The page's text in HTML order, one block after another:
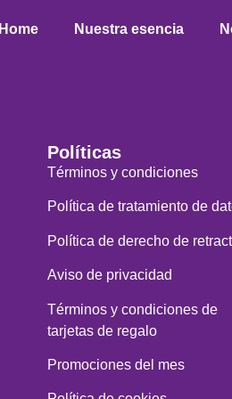
Home Nuestra esencia
Políticas
Términos y condiciones
Política de tratamiento de
Política de derecho de
Aviso de privacidad
Términos y condiciones de
tarjetas de regalo
Promociones del mes